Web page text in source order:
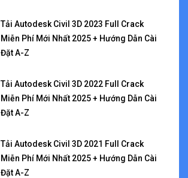
Tải Autodesk Civil 3D 2023 Full Crack
Miễn Phí Mới Nhất 2025 + Hướng Dẫn Cài
Đặt A-Z
Tải Autodesk Civil 3D 2022 Full Crack
Miễn Phí Mới Nhất 2025 + Hướng Dẫn Cài
Đặt A-Z
Tải Autodesk Civil 3D 2021 Full Crack
Miễn Phí Mới Nhất 2025 + Hướng Dẫn Cài
Đặt A-Z